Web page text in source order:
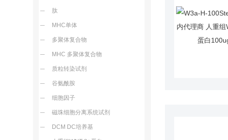
肽
MHC单体
多聚体复合物
MHC 多聚体复合物
质粒转染试剂
谷氨酰胺
细胞因子
磁珠细胞分离系统试剂
DCM DC培养基